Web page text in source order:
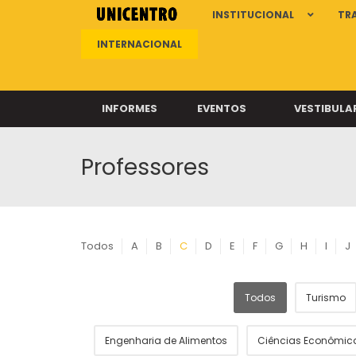
INSTITUCIONAL
INTERNACIONAL
INFORMES EVENTOS
Professores
Todos A B C D E F G H I J
Todos Turismo
Engenharia de Alimentos Ciências